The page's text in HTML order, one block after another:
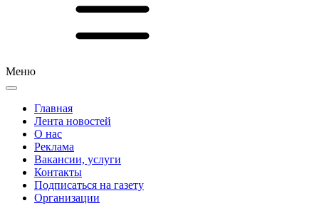
Меню
Главная
Лента новостей
О нас
Реклама
Вакансии, услуги
Контакты
Подписаться на газету
Организации